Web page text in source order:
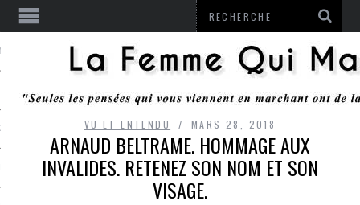
RESTER VU ET ENTENDU MARS 28, 2018
ARNAUD BELTRAME. HOMMAGE AUX
INVALIDES. RETENEZ SON NOM ET SON
VISAGE.